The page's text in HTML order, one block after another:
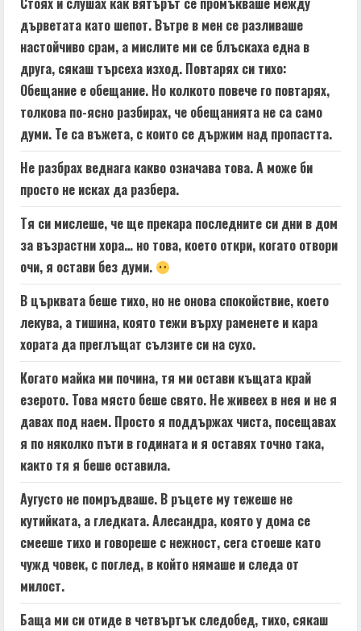
дърветата като шепот. Вътре в мен се разливаше
настойчиво срам, а мислите ми се блъскаха една в
друга, сякаш търсеха изход. Повтарях си тихо:
Обещание е обещание. Но колкото повече го повтарях,
толкова по-ясно разбирах, че обещанията не са само
думи. Те са въжета, с които се държим над пропастта.
Не разбрах веднага какво означава това. А може би
просто не исках да разбера.
Тя си мислеше, че ще прекара последните си дни в дом
за възрастни хора… но това, което откри, когато отвори
очи, я остави без думи.
В църквата беше тихо, но не онова спокойствие, което
лекува, а тишина, която тежи върху раменете и кара
хората да преглъщат сълзите си на сухо.
Когато майка ми почина, тя ми остави къщата край
езерото. Това място беше свято. Не живеех в нея и не я
давах под наем. Просто я поддържах чиста, посещавах
я по няколко пъти в годината и я оставях точно така,
както тя я беше оставила.
Аугусто не помръдваше. В ръцете му тежеше не
кутийката, а гледката. Алесандра, която у дома се
смееше тихо и говореше с нежност, сега стоеше като
чужд човек, с поглед, в който нямаше и следа от
милост.
Баща ми си отиде в четвъртък следобед, тихо, сякаш